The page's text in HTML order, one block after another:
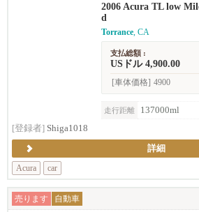
2006 Acura TL low
d
Torrance, CA
支払総額 :
USドル 4,900.00
[車体価格] 4900
走行距離
137000ml
[登録者] Shiga1018
詳細
Acura
car
売ります 自動車